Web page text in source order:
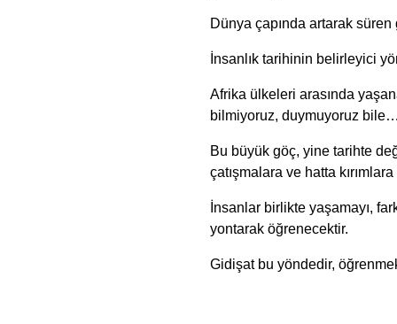
Dünya çapında artarak süren
İnsanlık tarihinin belirleyici
Afrika ülkeleri arasında
bilmiyoruz, duymuyoruz
Bu büyük göç, yine tarihte
çatışmalara ve hatta
İnsanlar birlikte yaşamayı,
yontarak öğrenecektir.
Gidişat bu yöndedir,